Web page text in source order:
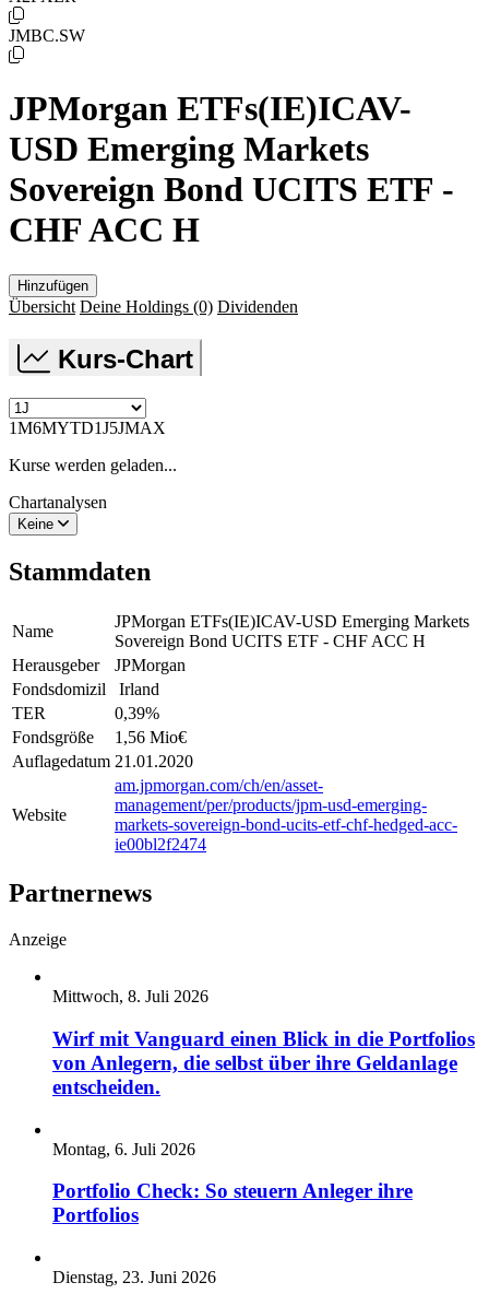
JMBC.SW
JPMorgan ETFs(IE)ICAV-
USD Emerging Markets
Sovereign Bond UCITS ETF -
CHF ACC H
Hinzufügen
Übersicht Deine Holdings (0) Dividenden
Kurs-Chart
1M6MYTD1J5JMAX
Kurse werden geladen...
Chartanalysen
Keine
Stammdaten
Name
JPMorgan ETFs(IE)ICAV-USD Emerging Markets
Sovereign Bond UCITS ETF - CHF ACC H
Herausgeber
JPMorgan
Fondsdomizil
Irland
TER
0,39%
Fondsgröße
1,56 Mio€
Auflagedatum 21.01.2020
Website
am.jpmorgan.com/ch/en/asset-
management/per/products/jpm-usd-emerging-
markets-sovereign-bond-ucits-etf-chf-hedged-acc-
ie00bl2f2474
Partnernews
Anzeige
Mittwoch, 8. Juli 2026
Wirf mit Vanguard einen Blick in die Portfolios
von Anlegern, die selbst über ihre Geldanlage
entscheiden.
Montag, 6. Juli 2026
Portfolio Check: So steuern Anleger ihre
Portfolios
Dienstag, 23. Juni 2026